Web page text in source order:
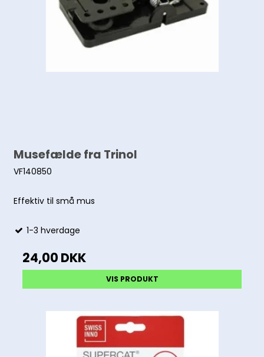
Musefælde fra Trinol
VF140850
Effektiv til små mus
1-3 hverdage
24,00 DKK
VIS PRODUKT